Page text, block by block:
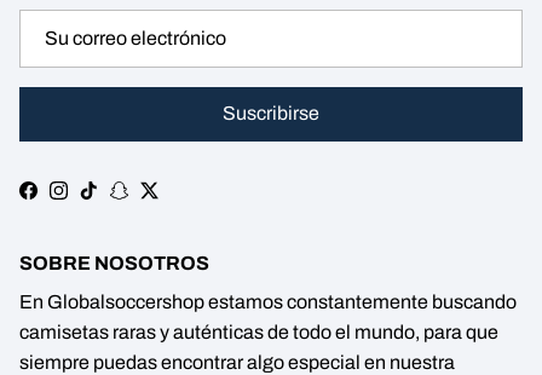
Suscribirse
Facebook
Instagram
TikTokSnapchat
Twitter
SOBRE NOSOTROS
En Globalsoccershop estamos constantemente buscando
camisetas raras y auténticas de todo el mundo, para que
siempre puedas encontrar algo especial en nuestra